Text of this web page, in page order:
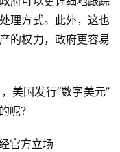
理方式。此外，这也
的权力，政府更容易
美国发行“数字美元”
呢？
官方立场